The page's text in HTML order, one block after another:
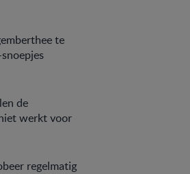
te
de
werkt voor
regelmatig